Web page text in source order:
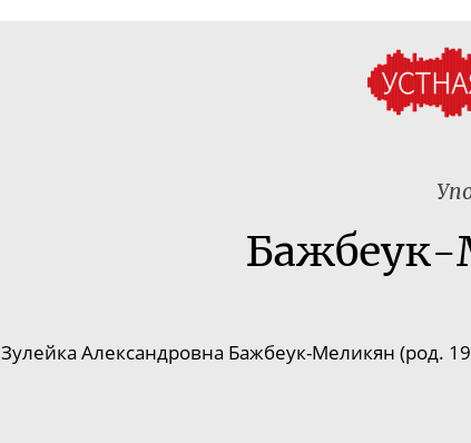
Бажбеук-
Зулейка Александровна Бажбеук-Меликян (род.